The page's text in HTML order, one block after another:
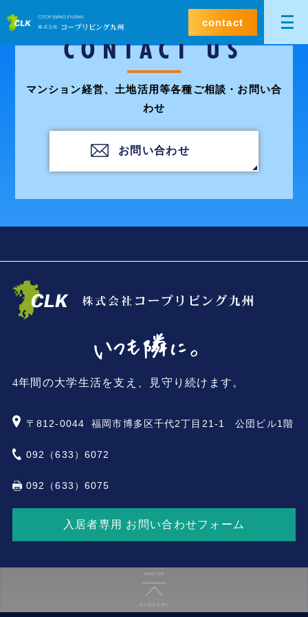
contact
CONTACT US
マンション経営、土地活用等各種ご相談・お問い合
わせ
お問い合わせ
4年間の大学生活を支え、見守り続けます。
〒812-0044 福岡市博多区千代2丁目21-1 公団ビル1階
092（633）6072
092（633）6075
入居者専用 お問い合わせフォーム